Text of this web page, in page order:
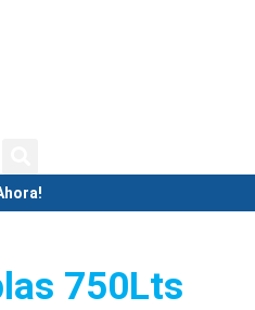
750Lts